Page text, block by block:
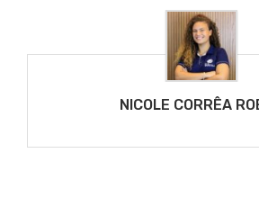
NICOLE CORRÊA